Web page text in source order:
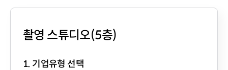
촬영 스튜디오(5층)
1. 기업유형 선택